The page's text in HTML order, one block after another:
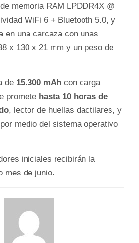
memoria RAM LPDDR4X @
WiFi 6 + Bluetooth 5.0, y
en una carcaza con unas
x 130 x 21 mm y un peso de
de 15.300 mAh con carga
promete hasta 10 horas de
, lector de huellas dactilares, y
medio del sistema operativo
iniciales recibirán la
mes de junio.